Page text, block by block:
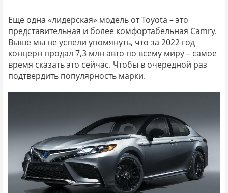
Еще одна «лидерская» модель от Toyota – это
представительная и более комфортабельная Camry.
Выше мы не успели упомянуть, что за 2022 год
концерн продал 7,3 млн авто по всему миру – самое
время сказать это сейчас. Чтобы в очередной раз
подтвердить популярность марки.